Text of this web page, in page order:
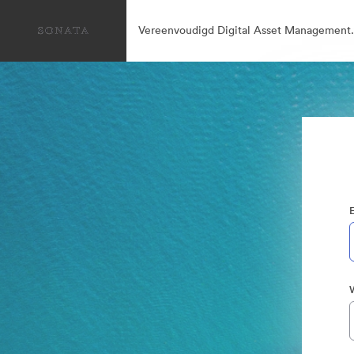
Vereenvoudigd Digital Asset Management.